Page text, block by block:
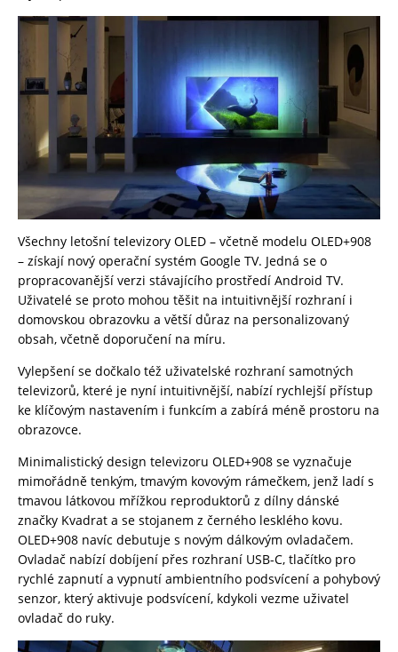
Všechny letošní televizory OLED – včetně modelu OLED+908
– získají nový operační systém Google TV. Jedná se o
propracovanější verzi stávajícího prostředí Android TV.
Uživatelé se proto mohou těšit na intuitivnější rozhraní i
domovskou obrazovku a větší důraz na personalizovaný
obsah, včetně doporučení na míru.
Vylepšení se dočkalo též uživatelské rozhraní samotných
televizorů, které je nyní intuitivnější, nabízí rychlejší přístup
ke klíčovým nastavením i funkcím a zabírá méně prostoru na
obrazovce.
Minimalistický design televizoru OLED+908 se vyznačuje
mimořádně tenkým, tmavým kovovým rámečkem, jenž ladí s
tmavou látkovou mřížkou reproduktorů z dílny dánské
značky Kvadrat a se stojanem z černého lesklého kovu.
OLED+908 navíc debutuje s novým dálkovým ovladačem.
Ovladač nabízí dobíjení přes rozhraní USB-C, tlačítko pro
rychlé zapnutí a vypnutí ambientního podsvícení a pohybový
senzor, který aktivuje podsvícení, kdykoli vezme uživatel
ovladač do ruky.